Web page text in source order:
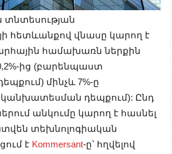
հետևանքով վնասը կարող է
համախառն ներքին
ից (բարենպաստ
մինչև 7%-ը
դեպքում): Ընդ
անկումը կարող է հասնել
տեխնոլոգիական
է Kommersant-ը՝ հղվելով